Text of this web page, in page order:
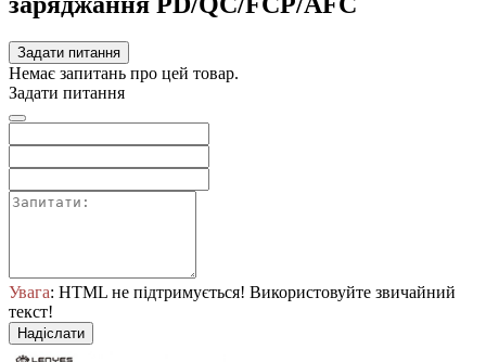
Задати питання
Немає запитань про цей товар.
Задати питання
Увага: HTML не підтримується! Використовуйте звичайний
текст!
Надіслати